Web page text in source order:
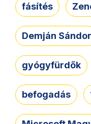
fásítés
Demján Sándor
gyógyfürdők
befogadás